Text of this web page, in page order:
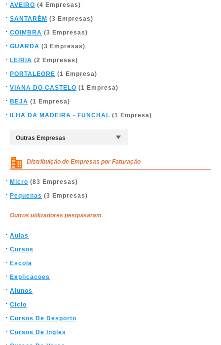
AVEIRO (4 Empresas)
SANTARÉM (3 Empresas)
COIMBRA (3 Empresas)
GUARDA (3 Empresas)
LEIRIA (2 Empresas)
PORTALEGRE (1 Empresa)
VIANA DO CASTELO (1 Empresa)
BEJA (1 Empresa)
ILHA DA MADEIRA - FUNCHAL (1 Empresa)
Distribuição de Empresas por Faturação
Micro (83 Empresas)
Pequenas (3 Empresas)
Outros utilizadores pesquisaram
Aulas
Cursos
Escola
Explicacoes
Alunos
Ciclo
Cursos De Desporto
Cursos De Ingles